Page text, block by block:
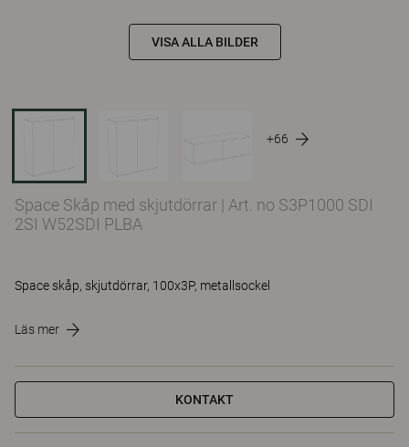
VISA ALLA BILDER
+66
Space Skåp med skjutdörrar | Art. no S3P1000 SDI
2SI W52SDI PLBA
Space skåp, skjutdörrar, 100x3P, metallsockel
Läs mer
KONTAKT